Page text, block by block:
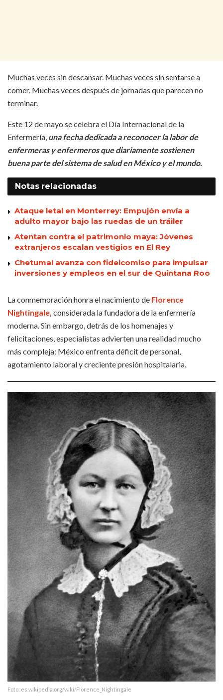
Muchas veces sin descansar. Muchas veces sin sentarse a
comer. Muchas veces después de jornadas que parecen no
terminar.
Este 12 de mayo se celebra el Día Internacional de la
Enfermería, una fecha dedicada a reconocer la labor de
enfermeras y enfermeros que diariamente sostienen
buena parte del sistema de salud en México y el mundo.
Notas relacionadas
Ataque letal en Monterrey: Empujón envía a
adulto mayor bajo las ruedas de un tráiler
Atentan contra el patrimonio maya: Jóvenes
extranjeros escalan vestigios en El Rey
Chetumal avanza con fideicomiso para impulsar
inversiones y empleos en el sur de Quintana Roo
La conmemoración honra el nacimiento de Florence
Nightingale, considerada la fundadora de la enfermería
moderna. Sin embargo, detrás de los homenajes y
felicitaciones, especialistas advierten una realidad mucho
más compleja: México enfrenta déficit de personal,
agotamiento laboral y creciente presión hospitalaria.
Foto: es.wikipedia.org/wiki/Florence_Nightingale